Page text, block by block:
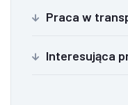
Praca w
Interesująca